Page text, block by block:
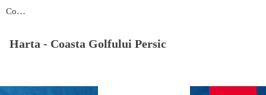
Coasta Golfului Persic
Harta - Coasta Golfului Persic